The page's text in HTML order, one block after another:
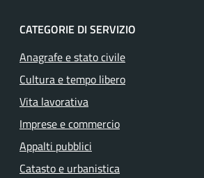
CATEGORIE DI SERVIZIO
Anagrafe e stato civile
Cultura e tempo libero
Vita lavorativa
Imprese e commercio
Appalti pubblici
Catasto e urbanistica